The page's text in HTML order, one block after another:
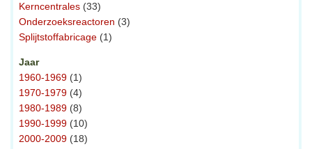
Kerncentrales (33)
Onderzoeksreactoren (3)
Splijtstoffabricage (1)
Jaar
1960-1969 (1)
1970-1979 (4)
1980-1989 (8)
1990-1999 (10)
2000-2009 (18)